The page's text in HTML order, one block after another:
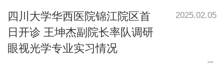
四川大学华西医院锦江院区首
日开诊 王坤杰副院长率队调研
眼视光学专业实习情况
2025.02.05